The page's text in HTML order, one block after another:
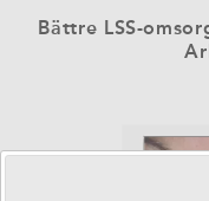
Bättre LSS-